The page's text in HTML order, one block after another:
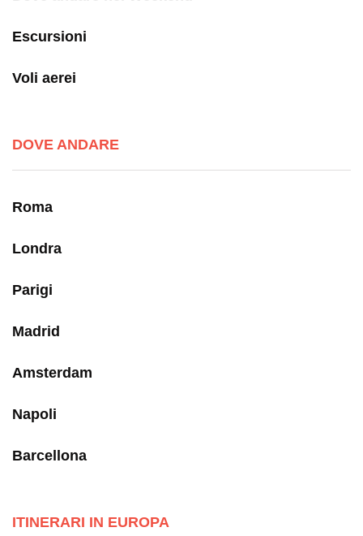
Escursioni
Voli aerei
DOVE ANDARE
Roma
Londra
Parigi
Madrid
Amsterdam
Napoli
Barcellona
ITINERARI IN EUROPA